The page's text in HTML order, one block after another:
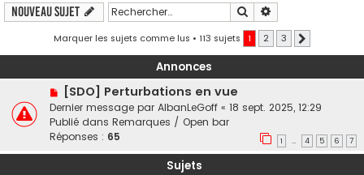
r
c
r
Nouveau sujet Rechercher
Marquer les sujets comme lus • 113 sujets 1 2 3
Annonces
[SDO] Perturbations en vue
Dernier message par AlbanLeGoff « 18 sept. 2025, 12:29
Publié dans Remarques / Open bar
Réponses : 65 1 … 4 5 6 7
Sujets